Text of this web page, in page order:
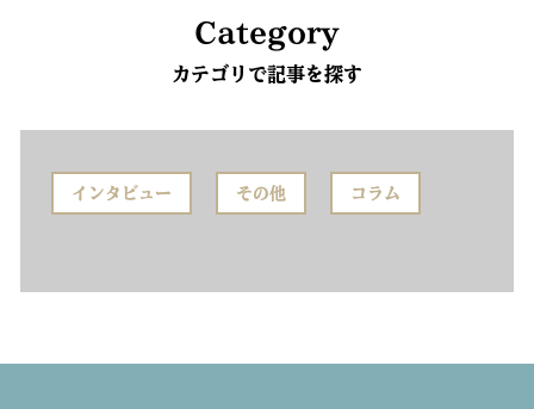
Category
カテゴリで記事を探す
インタビュー その他 コラム